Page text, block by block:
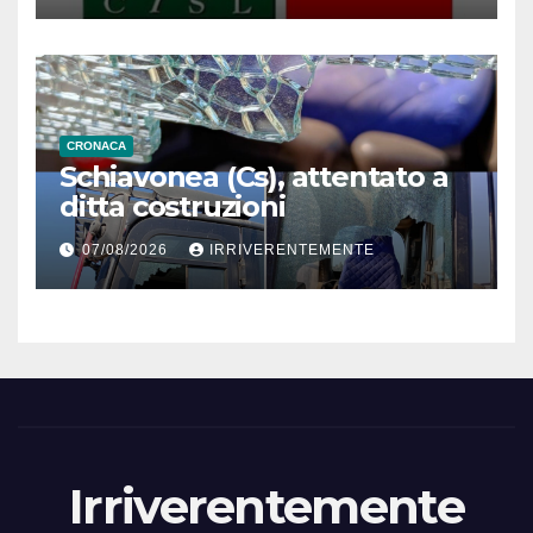
riaffermare valore riposo nei
festivi
CRONACA
Schiavonea (Cs), attentato a
ditta costruzioni
07/08/2026 IRRIVERENTEMENTE
Irriverentemente